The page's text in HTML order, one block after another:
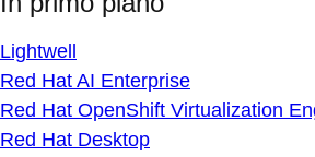
Lightwell
Red Hat AI Enterprise
Red Hat OpenShift Virtualization
Red Hat Desktop